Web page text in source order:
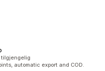
tilgjengelig
automatic export and COD.